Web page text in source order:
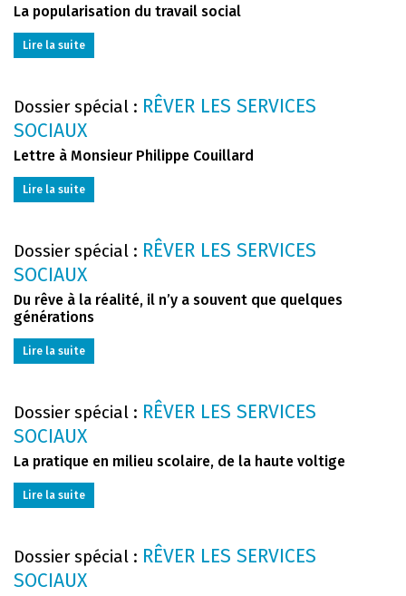
La popularisation du travail social
Lire la suite
Dossier spécial : RÊVER LES SERVICES
SOCIAUX
Lettre à Monsieur Philippe Couillard
Lire la suite
Dossier spécial : RÊVER LES SERVICES
SOCIAUX
Du rêve à la réalité, il n’y a souvent que quelques
générations
Lire la suite
Dossier spécial : RÊVER LES SERVICES
SOCIAUX
La pratique en milieu scolaire, de la haute voltige
Lire la suite
Dossier spécial : RÊVER LES SERVICES
SOCIAUX